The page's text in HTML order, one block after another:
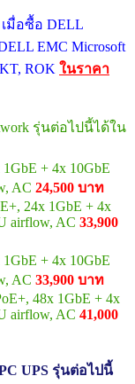
เมื่อซื้อ DELL
EMC Microsoft
ROK ในราคา
รุ่นต่อไปนี้ได้ใน
+ 4x 10GbE
AC 24,500 บาท
24x 1GbE + 4x
airflow, AC 33,900
+ 4x 10GbE
AC 33,900 บาท
48x 1GbE + 4x
airflow, AC 41,000
UPS รุ่นต่อไปนี้